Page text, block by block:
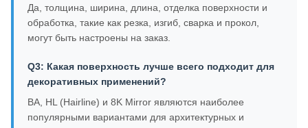
Да, толщина, ширина, длина, отделка поверхности и
обработка, такие как резка, изгиб, сварка и прокол,
могут быть настроены на заказ.
Q3: Какая поверхность лучше всего подходит для
декоративных применений?
BA, HL (Hairline) и 8K Mirror являются наиболее
популярными вариантами для архитектурных и